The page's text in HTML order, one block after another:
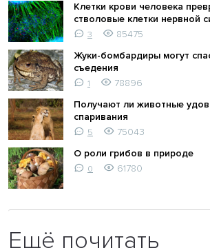
Клетки крови человека
стволовые клетки нервной
3
85475
Жуки-бомбардиры могут
съедения
1
78896
Получают ли животные
спаривания
5
75043
О роли грибов в природе
0 61780
Ещё почитать